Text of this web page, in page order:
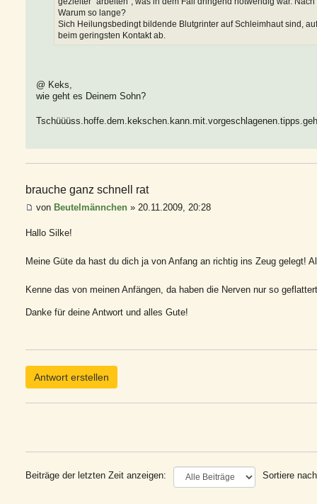
Warum so lange?
Sich Heilungsbedingt bildende Blutgrinter auf Schleimhaut sind,
beim geringsten Kontakt ab.
@ Keks,
wie geht es Deinem Sohn?
brauche ganz schnell rat
von Beutelmännchen » 20.11.2009, 20:28
Hallo Silke!
Meine Güte da hast du dich ja von Anfang an richtig ins Zeug gelegt!
Kenne das von meinen Anfängen, da haben die Nerven nur so
Danke für deine Antwort und alles Gute!
Antwort erstellen
Beiträge der letzten Zeit anzeigen: Sortiere